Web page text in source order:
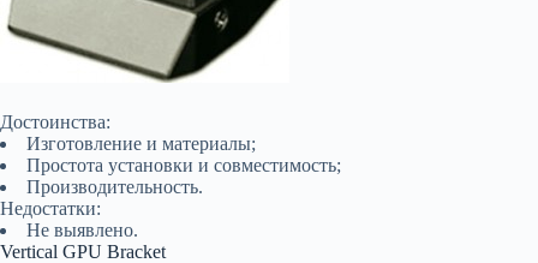
Достоинства:
Изготовление и материалы;
Простота установки и совместимость;
Производительность.
Недостатки:
Не выявлено.
Vertical GPU Bracket